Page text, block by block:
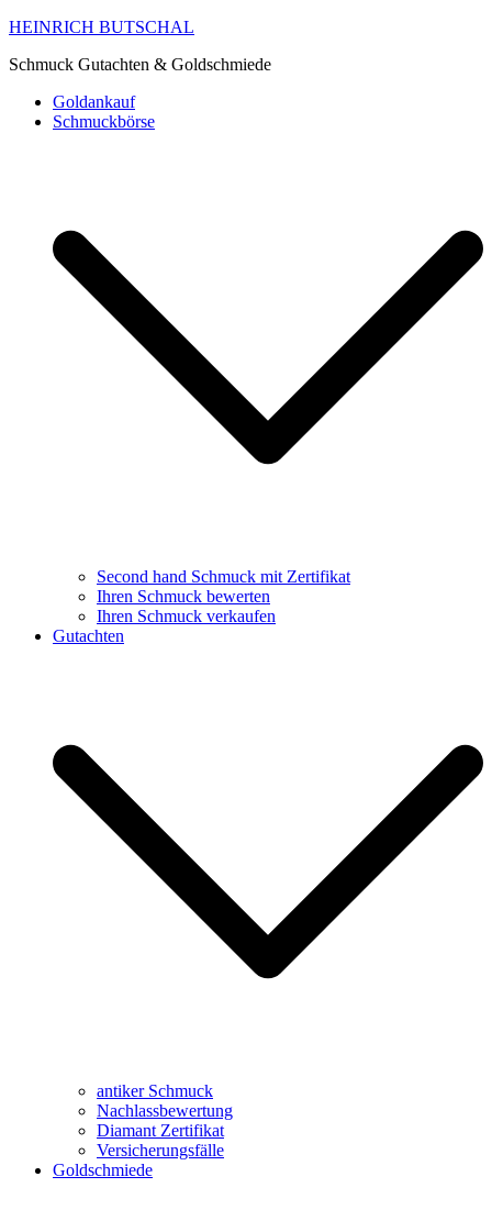
HEINRICH BUTSCHAL
Schmuck Gutachten & Goldschmiede
Goldankauf
Schmuckbörse
Second hand Schmuck mit Zertifikat
Ihren Schmuck bewerten
Ihren Schmuck verkaufen
Gutachten
antiker Schmuck
Nachlassbewertung
Diamant Zertifikat
Versicherungsfälle
Goldschmiede